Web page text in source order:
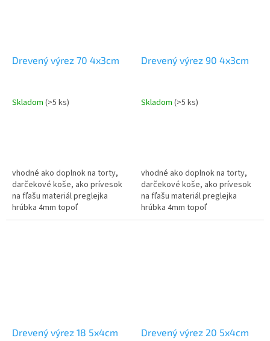
Drevený výrez 70 4x3cm
Skladom (>5 ks)
vhodné ako doplnok na torty,
darčekové koše, ako prívesok
na fľašu materiál preglejka
hrúbka 4mm topoľ
Drevený výrez 90 4x3cm
Skladom (>5 ks)
vhodné ako doplnok na torty,
darčekové koše, ako prívesok
na fľašu materiál preglejka
hrúbka 4mm topoľ
Drevený výrez 18 5x4cm Drevený výrez 20 5x4cm